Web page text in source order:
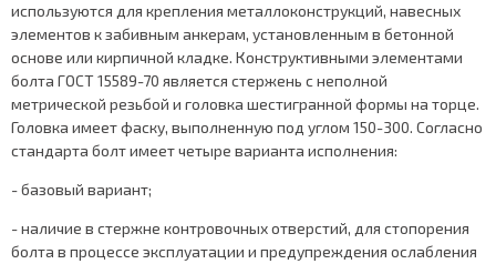
используются для крепления металлоконструкций, навесных
элементов к забивным анкерам, установленным в бетонной
основе или кирпичной кладке. Конструктивными элементами
болта ГОСТ 15589-70 является стержень с неполной
метрической резьбой и головка шестигранной формы на торце.
Головка имеет фаску, выполненную под углом 150-300. Согласно
стандарта болт имеет четыре варианта исполнения:
- базовый вариант;
- наличие в стержне контровочных отверстий, для стопорения
болта в процессе эксплуатации и предупреждения ослабления